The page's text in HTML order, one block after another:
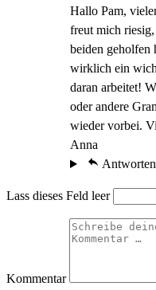
Hallo Pam,
freut mich
beiden geholfen
wirklich ein
daran arbeitet!
oder andere
wieder vorbei.
Anna
Antworten
Lass dieses Feld leer
Kommentar